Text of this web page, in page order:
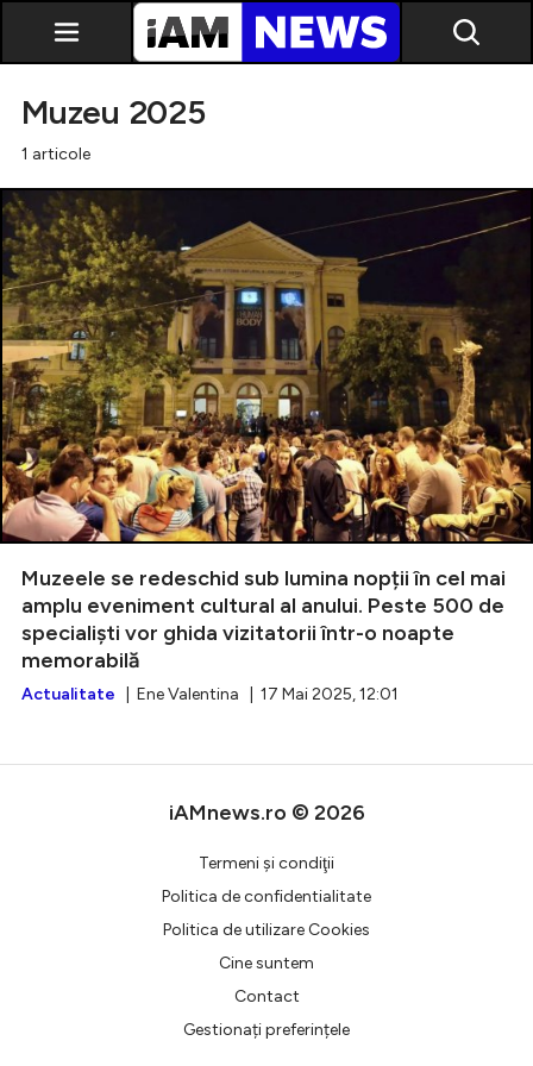
Exclusiv
Intră în cont
Creează cont
Muzeu 2025
1 articole
Muzeele se redeschid sub lumina nopții în cel mai
amplu eveniment cultural al anului. Peste 500 de
specialiști vor ghida vizitatorii într-o noapte
memorabilă
Actualitate | Ene Valentina | 17 Mai 2025, 12:01
iAMnews.ro © 2026
Termeni şi condiţii
Politica de confidentialitate
Politica de utilizare Cookies
Cine suntem
Contact
Gestionați preferințele